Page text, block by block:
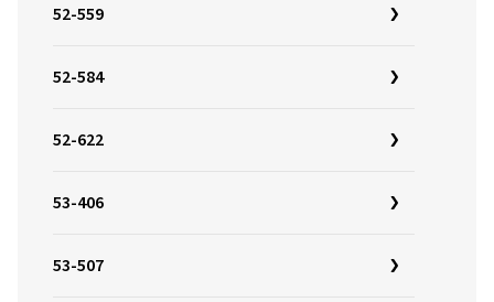
52-559
52-584
52-622
53-406
53-507